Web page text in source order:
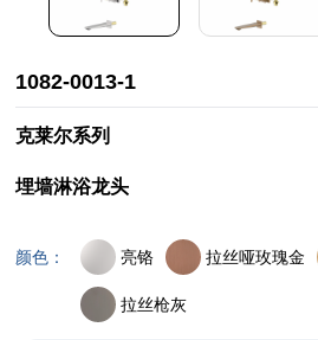
1082-0013-1
克莱尔系列
埋墙淋浴龙头
颜色： 亮铬 拉丝哑玫瑰金
拉丝枪灰